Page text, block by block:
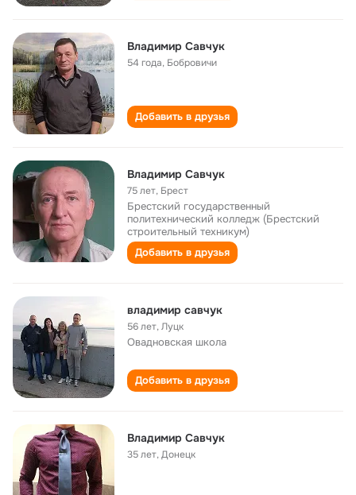
Владимир Савчук
54 года, Бобровичи
Добавить в друзья
Владимир Савчук
75 лет, Брест
Брестский государственный
политехнический колледж (Брестский
строительный техникум)
Добавить в друзья
владимир савчук
56 лет,Луцк
Овадновская школа
Добавить в друзья
Владимир Савчук
35 лет,Донецк